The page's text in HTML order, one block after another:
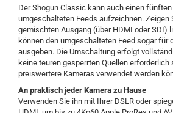
Der Shogun Classic kann auch einen fünften
umgeschalteten Feeds aufzeichnen. Zeigen
gemischten Ausgang (über HDMI oder SDI)
können den umgeschalteten Feed sogar für
ausgeben. Die Umschaltung erfolgt
keine teuren gesperrten Quellen erforderlich
preiswertere Kameras verwendet werden
An praktisch jeder Kamera zu Hause
Verwenden Sie ihn mit Ihrer DSLR oder